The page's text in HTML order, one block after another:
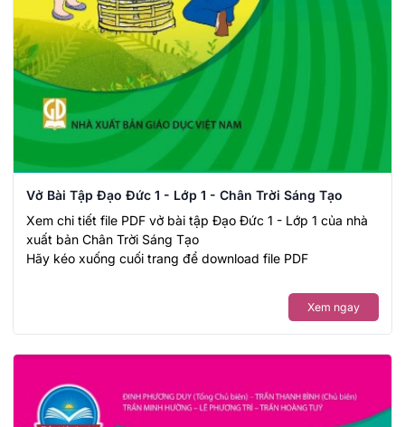
Vở Bài Tập Đạo Đức 1 - Lớp 1 - Chân Trời Sáng Tạo
Xem chi tiết file PDF vở bài tập Đạo Đức 1 - Lớp 1 của nhà
xuất bản Chân Trời Sáng Tạo
Hãy kéo xuống cuối trang để download file PDF
Xem ngay